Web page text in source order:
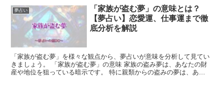
夢占い
「家族が盗む夢」の意味とは？
【夢占い】恋愛運、仕事運まで徹
底分析を解説
「家族が盗む夢」を様々な観点から、夢占いが意味を分析して見てい
きましょう。 「家族が盗む夢」の意味 家族の盗み夢は、あなたの財
産や地位を狙っている暗示です。 特に親類からの盗みの夢は、あな